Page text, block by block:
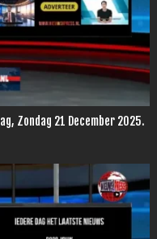
Zondag 21 December 2025.